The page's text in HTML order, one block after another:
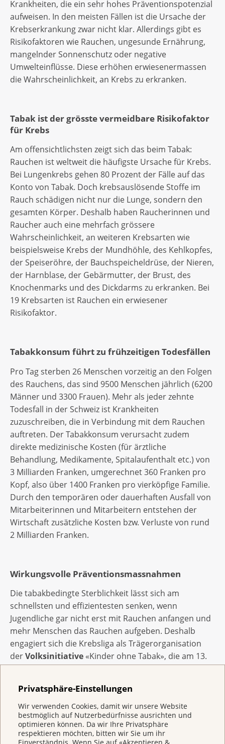
Privatsphäre-Einstellungen
Wir verwenden Cookies, damit wir unsere Website
bestmöglich auf Nutzerbedürfnisse ausrichten und
optimieren können. Da wir Ihre Privatsphäre
respektieren möchten, bitten wir Sie um ihr
Krankheiten, die ein sehr hohes Präventionspotenzial
aufweisen. In den meisten Fällen ist die Ursache der
Krebserkrankung zwar nicht klar. Allerdings gibt es
Risikofaktoren wie Rauchen, ungesunde Ernährung,
mangelnder Sonnenschutz oder negative
Umwelteinflüsse. Diese erhöhen erwiesenermassen
die Wahrscheinlichkeit, an Krebs zu erkranken.
Tabak ist der grösste vermeidbare Risikofaktor
für Krebs
Am offensichtlichsten zeigt sich das beim Tabak:
Rauchen ist weltweit die häufigste Ursache für Krebs.
Bei Lungenkrebs gehen 80 Prozent der Fälle auf das
Konto von Tabak. Doch krebsauslösende Stoffe im
Rauch schädigen nicht nur die Lunge, sondern den
gesamten Körper. Deshalb haben Raucherinnen und
Raucher auch eine mehrfach grössere
Wahrscheinlichkeit, an weiteren Krebsarten wie
beispielsweise Krebs der Mundhöhle, des Kehlkopfes,
der Speiseröhre, der Bauchspeicheldrüse, der Nieren,
der Harnblase, der Gebärmutter, der Brust, des
Knochenmarks und des Dickdarms zu erkranken. Bei
19 Krebsarten ist Rauchen ein erwiesener
Risikofaktor.
Tabakkonsum führt zu frühzeitigen Todesfällen
Pro Tag sterben 26 Menschen vorzeitig an den Folgen
des Rauchens, das sind 9500 Menschen jährlich (6200
Männer und 3300 Frauen). Mehr als jeder zehnte
Todesfall in der Schweiz ist Krankheiten
zuzuschreiben, die in Verbindung mit dem Rauchen
auftreten. Der Tabakkonsum verursacht zudem
direkte medizinische Kosten (für ärztliche
Behandlung, Medikamente, Spitalaufenthalt etc.) von
3 Milliarden Franken, umgerechnet 360 Franken pro
Kopf, also über 1400 Franken pro vierköpfige Familie.
Durch den temporären oder dauerhaften Ausfall von
Mitarbeiterinnen und Mitarbeitern entstehen der
Wirtschaft zusätzliche Kosten bzw. Verluste von rund
2 Milliarden Franken.
Wirkungsvolle Präventionsmassnahmen
Die tabakbedingte Sterblichkeit lässt sich am
schnellsten und effizientesten senken, wenn
Jugendliche gar nicht erst mit Rauchen anfangen und
mehr Menschen das Rauchen aufgeben. Deshalb
engagiert sich die Krebsliga als Trägerorganisation
derVolksinitiative «Kinder ohne Tabak», die am 13.
Februar an die Urne kommt (s. unten). Mit der
wirkungsvolle Hilfe beim Ausstieg. In ihren
Präventionsmassnahmen orientieren sich die
Krebsliga am Europäischen Kodex zur
Krebsbekämpfung. Dieser umfasst 12 wirksame und